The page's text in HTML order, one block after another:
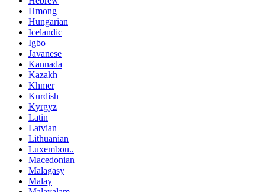
Hmong
Hungarian
Icelandic
Igbo
Javanese
Kannada
Kazakh
Khmer
Kurdish
Kyrgyz
Latin
Latvian
Lithuanian
Luxembou..
Macedonian
Malagasy
Malay